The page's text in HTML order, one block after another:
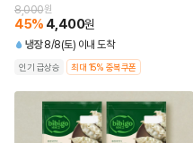
8,000원
45% 4,400원
냉장 8/8(토) 이내 도착
인기 급상승 최대 15% 중복쿠폰